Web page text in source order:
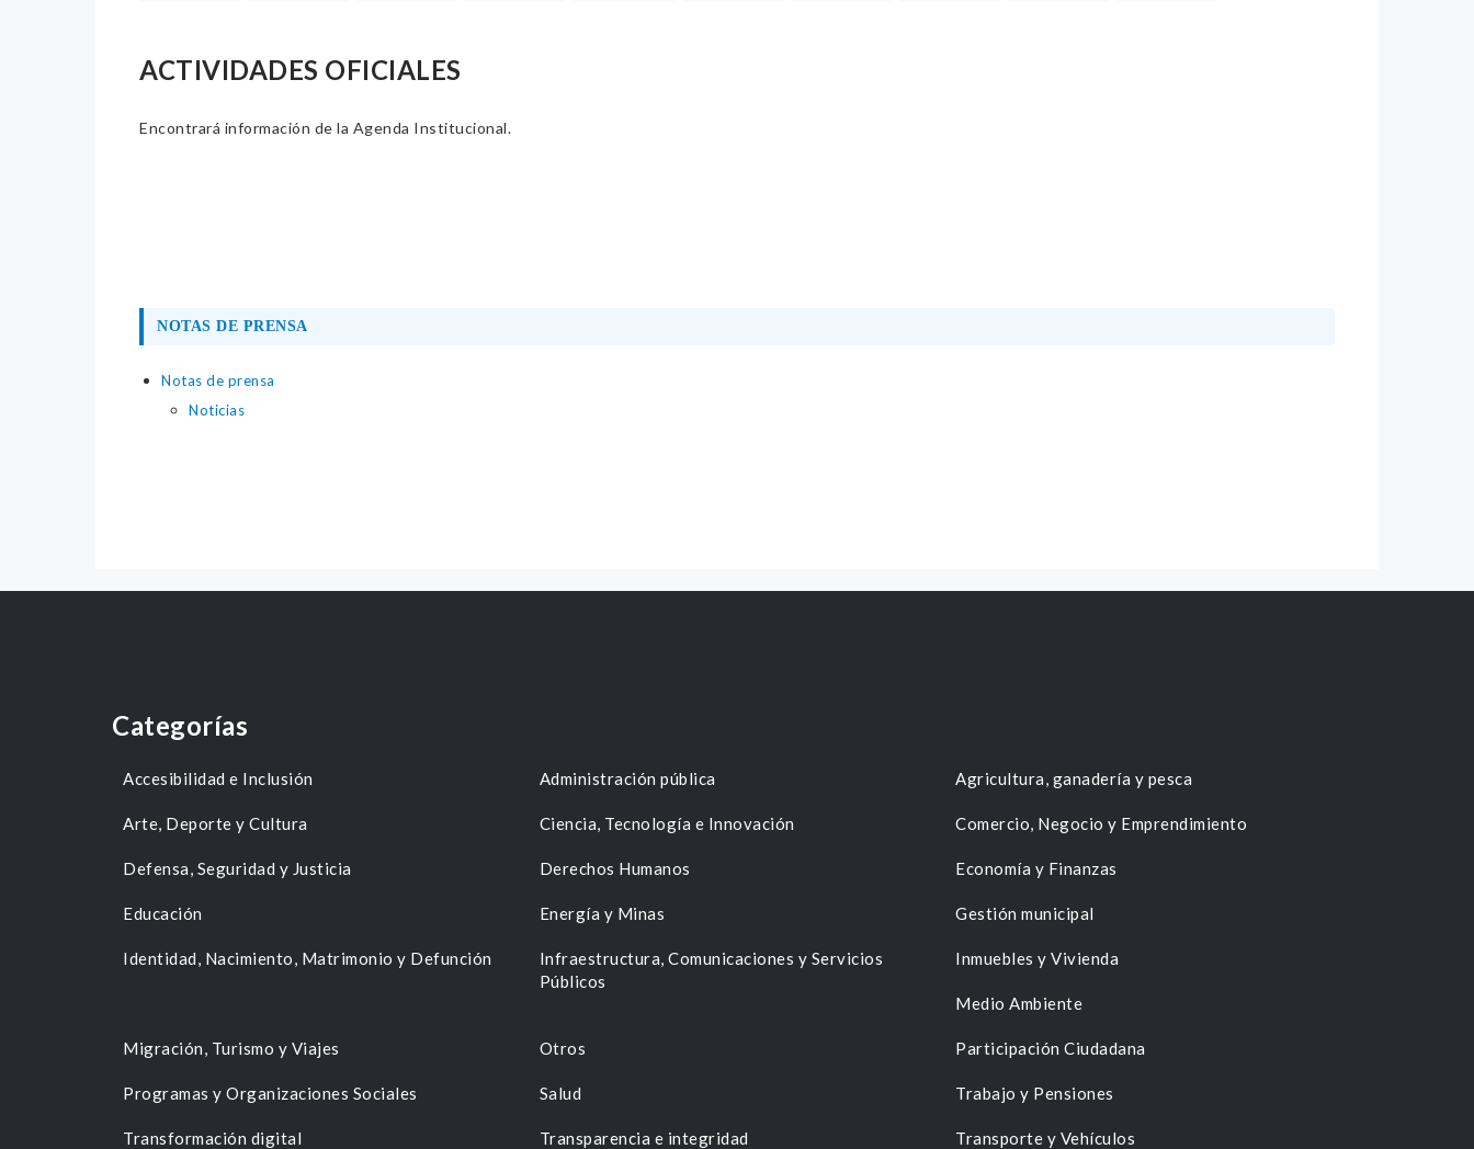
ACTIVIDADES OFICIALES
Encontrará información de la Agenda Institucional.
NOTAS DE PRENSA
Notas de prensa
Noticias
Categorías
Accesibilidad e Inclusión Administración pública Agricultura, ganadería y pesca
Arte, Deporte y Cultura Ciencia, Tecnología e Innovación Comercio, Negocio y Emprendimiento
Defensa, Seguridad y Justicia Derechos Humanos Economía y Finanzas
Educación Energía y Minas Gestión municipal
Identidad, Nacimiento, Matrimonio y Defunción
Infraestructura, Comunicaciones y Servicios
Públicos
Inmuebles y Vivienda
Medio Ambiente
Migración, Turismo y Viajes Otros Participación Ciudadana
Programas y Organizaciones Sociales Salud Trabajo y Pensiones
Transformación digital Transparencia e integridad Transporte y Vehículos